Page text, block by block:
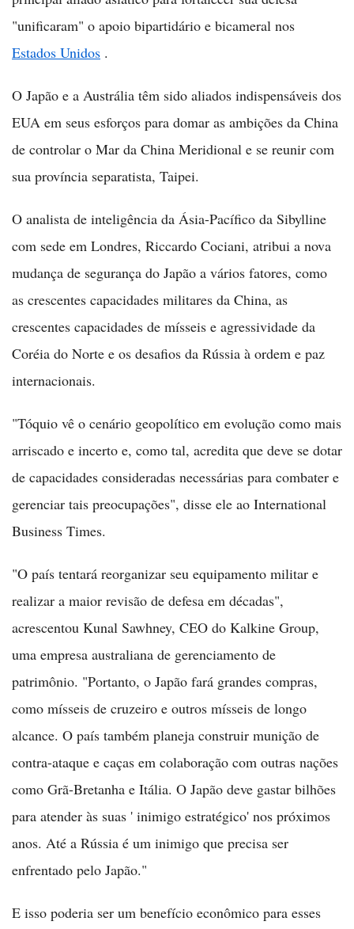
"unificaram" o apoio bipartidário e bicameral nos
Estados Unidos .
O Japão e a Austrália têm sido aliados indispensáveis dos
EUA em seus esforços para domar as ambições da China
de controlar o Mar da China Meridional e se reunir com
sua província separatista, Taipei.
O analista de inteligência da Ásia-Pacífico da Sibylline
com sede em Londres, Riccardo Cociani, atribui a nova
mudança de segurança do Japão a vários fatores, como
as crescentes capacidades militares da China, as
crescentes capacidades de mísseis e agressividade da
Coréia do Norte e os desafios da Rússia à ordem e paz
internacionais.
"Tóquio vê o cenário geopolítico em evolução como mais
arriscado e incerto e, como tal, acredita que deve se dotar
de capacidades consideradas necessárias para combater e
gerenciar tais preocupações", disse ele ao International
Business Times.
"O país tentará reorganizar seu equipamento militar e
realizar a maior revisão de defesa em décadas",
acrescentou Kunal Sawhney, CEO do Kalkine Group,
uma empresa australiana de gerenciamento de
patrimônio. "Portanto, o Japão fará grandes compras,
como mísseis de cruzeiro e outros mísseis de longo
alcance. O país também planeja construir munição de
contra-ataque e caças em colaboração com outras nações
como Grã-Bretanha e Itália. O Japão deve gastar bilhões
para atender às suas ' inimigo estratégico' nos próximos
anos. Até a Rússia é um inimigo que precisa ser
enfrentado pelo Japão."
E isso poderia ser um benefício econômico para esses